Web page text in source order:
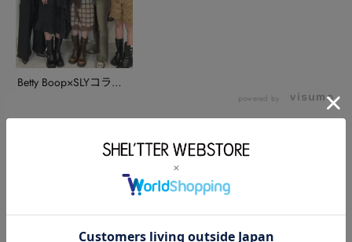
Betty Boop×SLYコラボ
powered by